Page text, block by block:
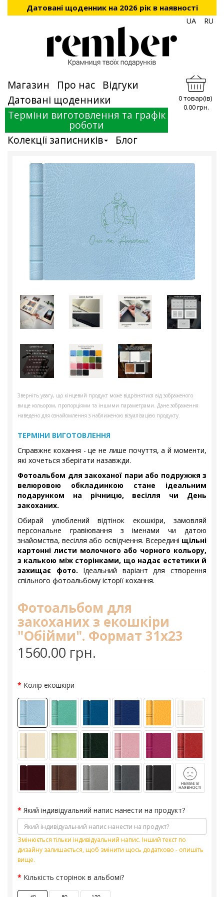
Датовані щоденник на 2026 рік в наявності
UA RU
Магазин Про нас
Відгуки
Датовані щоденники
Терміни виготовлення та графік
роботи
Колекції записників
Блог
0 товар(ів)
0.00 грн.
Зверніть увагу, що кінцевий продукт може відрізнятися від зображеного
вище кольором, пропорціями та іншими параметрами. Дане зображення
наведено для ознайомлення з наближеною візуалізацією продукту.
ТЕРМІНИ ВИГОТОВЛЕННЯ
Справжнє кохання - це не лише почуття, а й моменти,
які хочеться зберігати назавжди.
Фотоальбом для закоханої пари або подружжя з
велюровою обкладинкою стане ідеальним
подарунком на річницю, весілля чи День
закоханих.
Обирай улюблений відтінок екошкіри, замовляй
персональне гравіювання з іменами чи датою
знайомства, весілля або освідчення. Всередині щільні
картонні листи молочного або чорного кольору,
з калькою між сторінками, що надає естетики й
захищає фото. Ідеальний варіант для створення
спільного фотоальбому історії кохання.
Фотоальбом для
закоханих з екошкіри
"Обійми". Формат 31х23
1560.00 грн.
Колір екошкіри
Який індивідуальний напис нанести на продукт?
Змінюється тільки індивідуальний напис. Інший текст по
дизайну залишається, щоб змінити щось додатково - опишіть
вище.
Кількість сторінок в альбомі?